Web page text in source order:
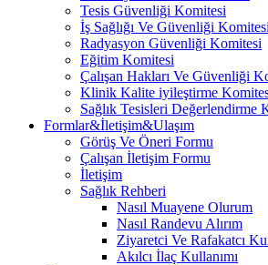
Tesis Güvenliği Komitesi
İş Sağlığı Ve Güvenliği Komitesi
Radyasyon Güvenliği Komitesi
Eğitim Komitesi
Çalışan Hakları Ve Güvenliği
Klinik Kalite iyileştirme
Sağlık Tesisleri Değerlendirme
Formlar&İletişim&Ulaşım
Görüş Ve Öneri Formu
Çalışan İletişim Formu
İletişim
Sağlık Rehberi
Nasıl Muayene Olurum
Nasıl Randevu Alırım
Ziyaretci Ve Rafakatcı
Akılcı İlaç Kullanımı